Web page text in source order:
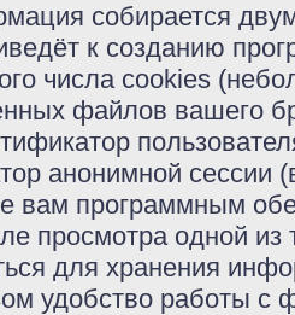
собирается
к созданию
числа cookies
файлов вашего
анонимной сессии
вам программным
просмотра одной
для хранения
удобство работы с